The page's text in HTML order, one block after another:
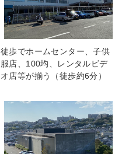
徒歩でホームセンター、子供
服店、100均、レンタルビデ
オ店等が揃う（徒歩約6分）